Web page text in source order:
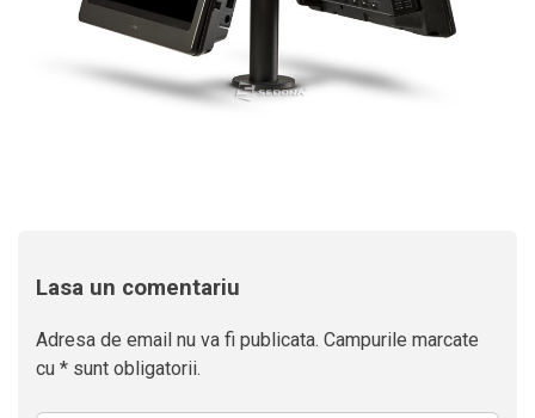
Lasa un comentariu
Adresa de email nu va fi publicata. Campurile marcate
cu * sunt obligatorii.